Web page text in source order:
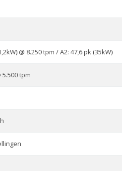
@ 8.250 tpm / A2: 47,6 pk (35kW)
5.500 tpm